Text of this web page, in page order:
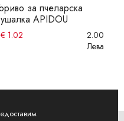
за пчеларска
APIDOU
€ 1.02
2.00
Лева